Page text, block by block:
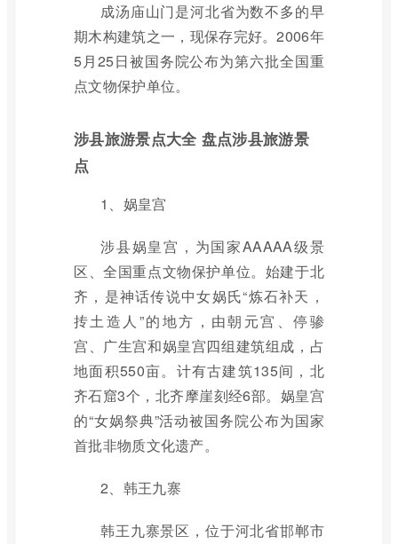
成汤庙山门是河北省为数不多的早
期木构建筑之一，现保存完好。2006年
5月25日被国务院公布为第六批全国重
点文物保护单位。
涉县旅游景点大全 盘点涉县旅游景
点
1、娲皇宫
涉县娲皇宫，为国家AAAAA级景
区、全国重点文物保护单位。始建于北
齐，是神话传说中女娲氏“炼石补天，
抟土造人”的地方，由朝元宫、停骖
宫、广生宫和娲皇宫四组建筑组成，占
地面积550亩。计有古建筑135间，北
齐石窟3个，北齐摩崖刻经6部。娲皇宫
的“女娲祭典”活动被国务院公布为国家
首批非物质文化遗产。
2、韩王九寨
韩王九寨景区，位于河北省邯郸市